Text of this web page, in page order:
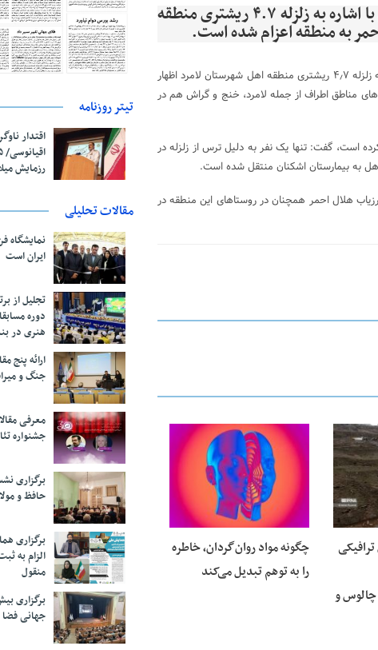
معاون امداد و نجات هلال احمر استان فارس با اشاره به زلزله ۴.۷ ریشتری منطقه
به منطقه اعزام شده است.
، با اشاره به زلزله ۴٫۷ ریشتری منطقه اهل شهرستان لامرد اظهار
مناطق اطراف از جمله لامرد، خنج و گراش هم در
است، گفت: تنها یک نفر به دلیل ترس از زلزله در
به بیمارستان اشکنان منتقل شده است.
هلال احمر همچنان در روستاهای این منطقه در
و
25 فوریه 2026
چگونه مواد روان‌گردان، خاطره
را به توهم تبدیل می‌کند
تیتر روزنامه
رزمایش
مقالات تحلیلی
نمایشگاه
ایران است
تجلیل از
دوره
هنری در
ارائه پنج
جنگ و
معرفی
جشنواره
برگزاری
حافظ و
برگزاری
الزام به
منقول
جهانی فضا